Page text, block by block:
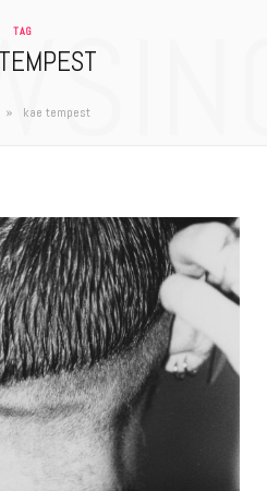
TAG
» kae tempest